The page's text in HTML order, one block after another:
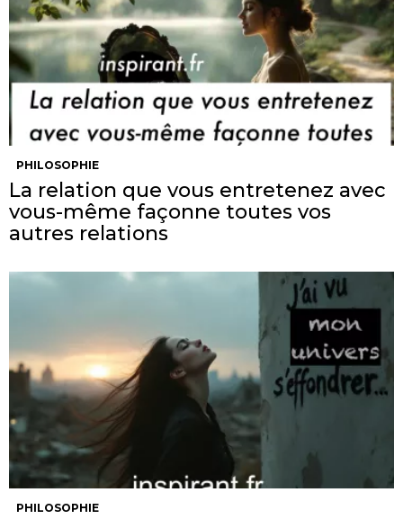
PHILOSOPHIE
La relation que vous entretenez avec
vous-même façonne toutes vos
autres relations
PHILOSOPHIE